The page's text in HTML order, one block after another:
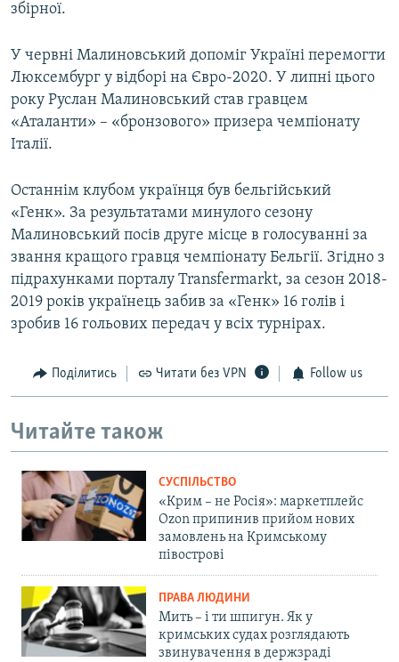
збірної.
У червні Малиновський допоміг Україні перемогти
Люксембург у відборі на Євро-2020. У липні цього
року Руслан Малиновський став гравцем
«Аталанти» – «бронзового» призера чемпіонату
Італії.
Останнім клубом українця був бельгійський
«Генк». За результатами минулого сезону
Малиновський посів друге місце в голосуванні за
звання кращого гравця чемпіонату Бельгії. Згідно з
підрахунками порталу Transfermarkt, за сезон 2018-
2019 років українець забив за «Генк» 16 голів і
зробив 16 гольових передач у всіх турнірах.
Поділитись Читати без VPN Follow us
Читайте також
СУСПІЛЬСТВО
«Крим – не Росія»: маркетплейс
Ozon припинив прийом нових
замовлень на Кримському
півострові
ПРАВА ЛЮДИНИ
Мить – і ти шпигун. Як у
кримських судах розглядають
звинувачення в держзраді